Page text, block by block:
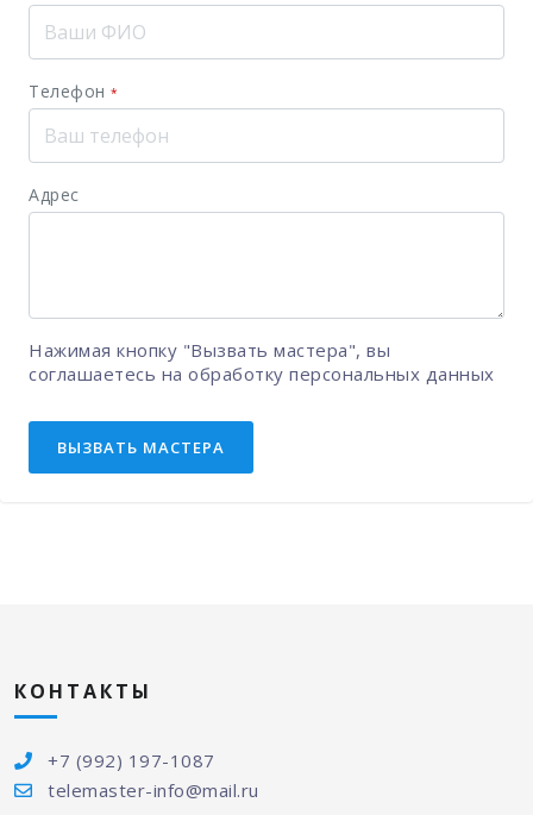
Телефон *
Адрес
Нажимая кнопку "Вызвать мастера", вы
соглашаетесь на обработку персональных данных
ВЫЗВАТЬ МАСТЕРА
КОНТАКТЫ
+7 (992) 197-1087
telemaster-info@mail.ru